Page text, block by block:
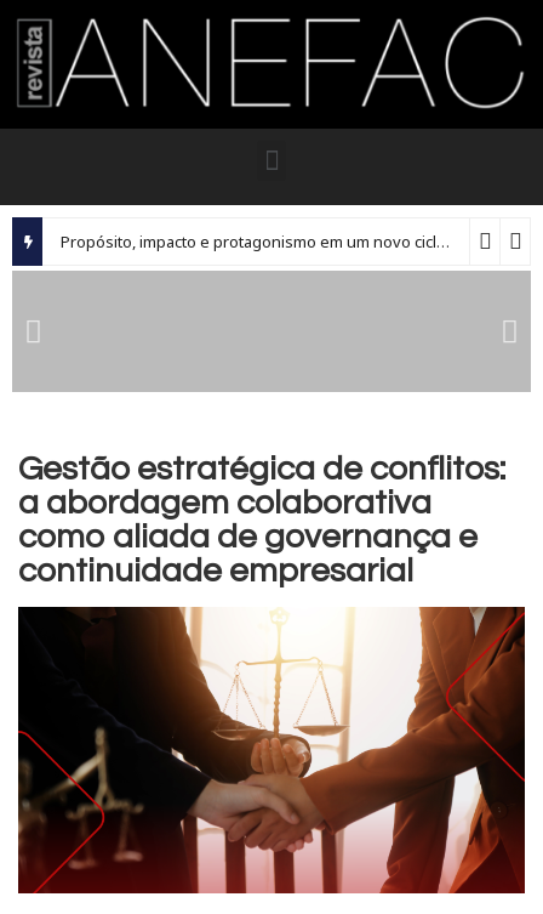
Propósito, impacto e protagonismo em um novo ciclo para os executivos brasileiros
Gestão estratégica de conflitos:
a abordagem colaborativa
como aliada de governança e
continuidade empresarial